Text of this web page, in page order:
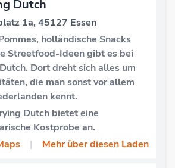
Dutch
1a, 45127 Essen
holländische Snacks
Streetfood-Ideen gibt es bei
Dort dreht sich alles um
die man sonst vor allem
kennt.
Dutch bietet eine
Kostprobe an.
| Mehr über diesen Laden